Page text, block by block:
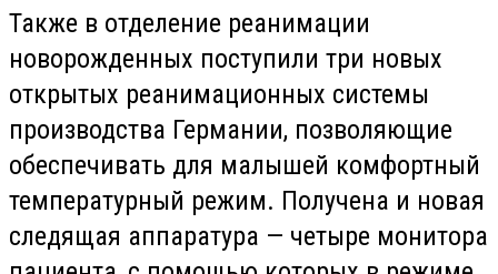
Также в отделение реанимации
новорожденных поступили три новых
открытых реанимационных системы
производства Германии, позволяющие
обеспечивать для малышей комфортный
температурный режим. Получена и новая
следящая аппаратура — четыре монитора